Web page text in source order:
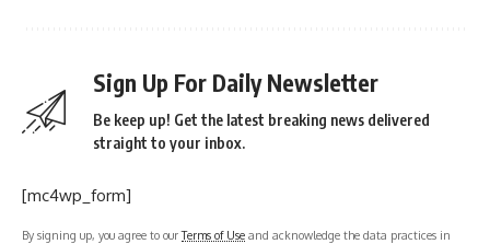
Sign Up For Daily Newsletter
Be keep up! Get the latest breaking news delivered
straight to your inbox.
[mc4wp_form]
By signing up, you agree to ourTerms of Use and acknowledge the data practices in